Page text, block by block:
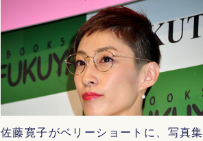
佐藤寛子がベリーショートに、写真集